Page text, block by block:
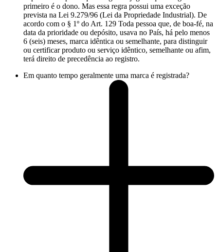
primeiro é o dono. Mas essa regra possui uma exceção
prevista na Lei 9.279/96 (Lei da Propriedade Industrial). De
acordo com o § 1º do Art. 129 Toda pessoa que, de boa-fé, na
data da prioridade ou depósito, usava no País, há pelo menos
6 (seis) meses, marca idêntica ou semelhante, para distinguir
ou certificar produto ou serviço idêntico, semelhante ou afim,
terá direito de precedência ao registro.
Em quanto tempo geralmente uma marca é registrada?